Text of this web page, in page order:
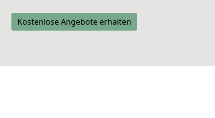
Kostenlose Angebote erhalten